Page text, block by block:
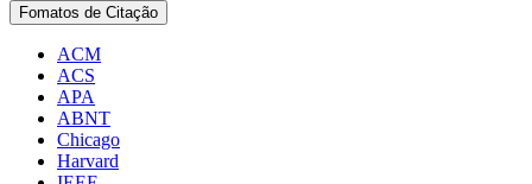
Fomatos de Citação
ACM
ACS
APA
ABNT
Chicago
Harvard